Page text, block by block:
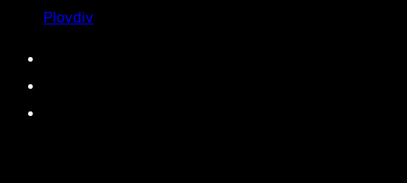
Plovdiv